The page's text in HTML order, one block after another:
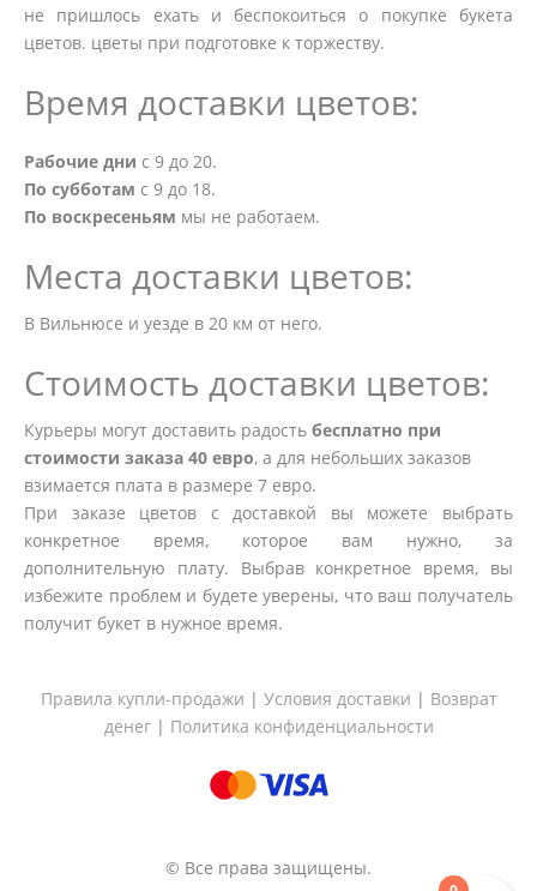
не пришлось ехать и беспокоиться о покупке букета
цветов. цветы при подготовке к торжеству.
Время доставки цветов:
Рабочие дни с 9 до 20.
По субботам с 9 до 18.
По воскресеньям мы не работаем.
Места доставки цветов:
В Вильнюсе и уезде в 20 км от него.
Стоимость доставки цветов:
Курьеры могут доставить радость бесплатно при
стоимости заказа 40 евро, а для небольших заказов
взимается плата в размере 7 евро.
При заказе цветов с доставкой вы можете выбрать
конкретное время, которое вам нужно, за
дополнительную плату. Выбрав конкретное время, вы
избежите проблем и будете уверены, что ваш получатель
получит букет в нужное время.
Правила купли-продажи | Условия доставки | Возврат
денег| Политика конфиденциальности
© Все права защищены.